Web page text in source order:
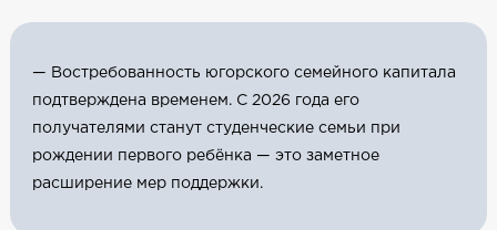
— Востребованность югорского семейного капитала
подтверждена временем. С 2026 года его
получателями станут студенческие семьи при
рождении первого ребёнка — это заметное
расширение мер поддержки.